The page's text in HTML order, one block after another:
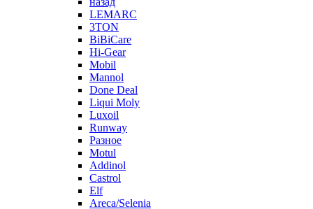
LEMARC
3TON
BiBiCare
Hi-Gear
Mobil
Mannol
Done Deal
Liqui Moly
Luxoil
Runway
Разное
Motul
Addinol
Castrol
Elf
Areca/Selenia